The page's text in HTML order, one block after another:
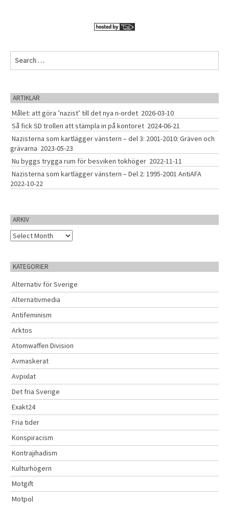
i
a
t
o
n
o
t
o
t
c
h
f
o
r
ARTIKLAR
Målet: att göra ’nazist’ till det nya n-ordet 2026-03-10
Så fick SD trollen att stämpla in på kontoret 2024-06-21
Nazisterna som kartlägger vänstern – del 3: 2001-2010: Gräven och
grävarna 2023-05-23
Nu byggs trygga rum för besviken tokhöger 2022-11-11
Nazisterna som kartlägger vänstern – Del 2: 1995-2001 AntiAFA
2022-10-22
ARKIV
A
r
i
v
KATEGORIER
Alternativ för Sverige
Alternativmedia
Antifeminism
Arktos
Atomwaffen Division
Avmaskerat
Avpixlat
Det fria Sverige
Exakt24
Fria tider
Konspiracism
Kontrajihadism
Kulturhögern
Motgift
Motpol